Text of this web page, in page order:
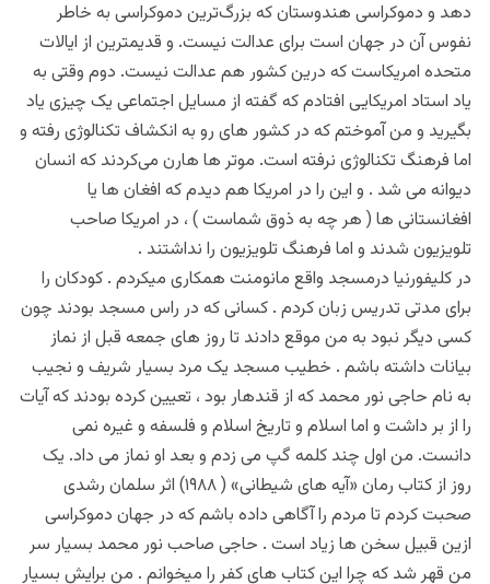
دهد و دموکراسی هندوستان که بزرگ‌ترین دموکراسی به خاطر
نفوس آن در جهان است برای عدالت نیست. و قدیمترین از ایالات
متحده امریکاست که درین کشور هم عدالت نیست. دوم وقتی به
یاد استاد امریکایی افتادم که گفته از مسایل اجتماعی یک چیزی یاد
بگیرید و من آموختم که در کشور های رو به انکشاف تکنالوژی رفته و
اما فرهنگ تکنالوژی نرفته است. موتر ها هارن می‌کردند که انسان
دیوانه می شد . و این را در امریکا هم دیدم که افغان ها یا
افغانستانی ها ( هر چه به ذوق شماست ) ، در امریکا صاحب
تلویزیون شدند و اما فرهنگ تلویزیون را نداشتند .
در کلیفورنیا درمسجد واقع مانومنت همکاری میکردم . کودکان را
برای مدتی تدریس زبان کردم . کسانی که در راس مسجد بودند چون
کسی دیگر نبود به من موقع دادند تا روز های جمعه قبل از نماز
بیانات داشته باشم . خطیب مسجد یک مرد بسیار شریف و نجیب
به نام حاجی نور محمد که از قندهار بود ، تعیین کرده بودند که آیات
را از بر داشت و اما اسلام و تاریخ اسلام و فلسفه و غیره نمی
دانست. من اول چند کلمه گپ می زدم و بعد او نماز می داد. یک
روز از کتاب رمان «آیه های شیطانی» ( ۱۹۸۸) اثر سلمان رشدی
صحبت کردم تا مردم را آگاهی داده باشم که در جهان دموکراسی
ازین قبیل سخن ها زیاد است . حاجی صاحب نور محمد بسیار سر
من قهر شد که چرا این کتاب های کفر را میخوانم . من برایش بسیار